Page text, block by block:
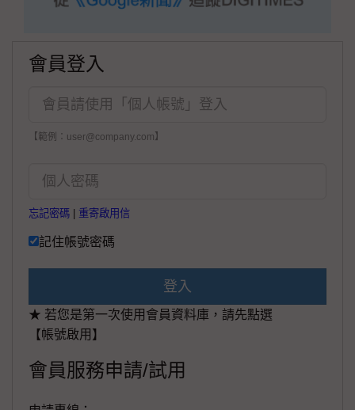
會員登入
【範例：user@company.com】
忘記密碼 重寄啟用信
記住帳號密碼
登入
★ 若您是第一次使用會員資料庫，請先點選
【帳號啟用】
會員服務申請/試用